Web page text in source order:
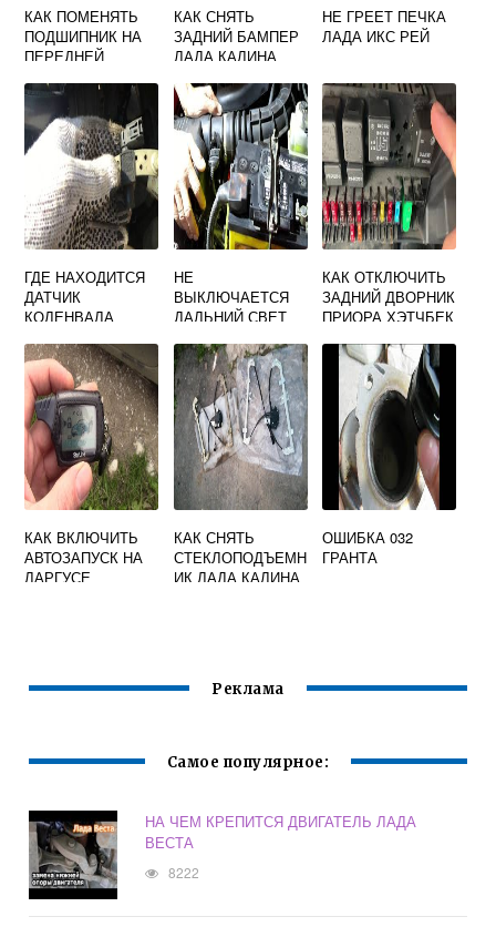
КАК ПОМЕНЯТЬ
ПОДШИПНИК НА
ПЕРЕДНЕЙ
КАЛИНА
КАК СНЯТЬ
ЗАДНИЙ БАМПЕР
ЛАДА КАЛИНА
НЕ ГРЕЕТ ПЕЧКА
ЛАДА ИКС РЕЙ
ГДЕ НАХОДИТСЯ
ДАТЧИК
КОЛЕНВАЛА
НЕ
ВЫКЛЮЧАЕТСЯ
ДАЛЬНИЙ СВЕТ
КАК ОТКЛЮЧИТЬ
ЗАДНИЙ ДВОРНИК
ПРИОРА ХЭТЧБЕК
КАК ВКЛЮЧИТЬ
АВТОЗАПУСК НА
ЛАРГУСЕ
КАК СНЯТЬ
СТЕКЛОПОДЪЕМН
ИК ЛАДА КАЛИНА
ОШИБКА 032
ГРАНТА
Реклама
Самое популярное:
НА ЧЕМ КРЕПИТСЯ ДВИГАТЕЛЬ ЛАДА
ВЕСТА
8222